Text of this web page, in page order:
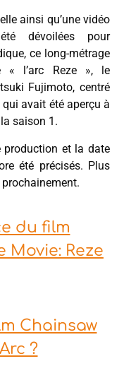
ainsi qu’une vidéo
dévoilées pour
ce long-métrage
« l’arc Reze », le
Fujimoto, centré
avait été aperçu à
saison 1.
production et la date
été précisés. Plus
du film
Movie: Reze
Chainsaw
?